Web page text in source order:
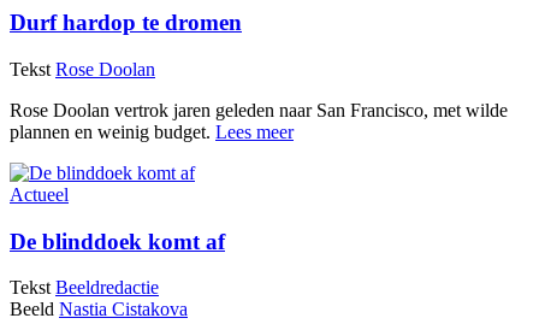
Durf hardop te dromen
Tekst Rose Doolan
Rose Doolan vertrok jaren geleden naar San Francisco, met wilde
plannen en weinig budget. Lees meer
Actueel
De blinddoek komt af
Tekst Beeldredactie
Beeld Nastia Cistakova